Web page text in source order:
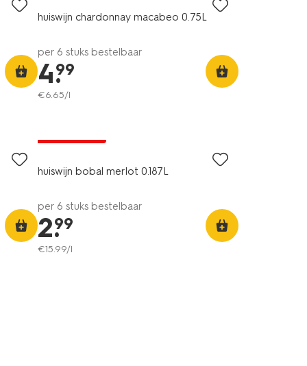
huiswijn chardonnay macabeo 0.75L
per 6 stuks bestelbaar
4.
99
€6.65/l
huiswijn bobal merlot 0.187L
per 6 stuks bestelbaar
2.
99
€15.99/l